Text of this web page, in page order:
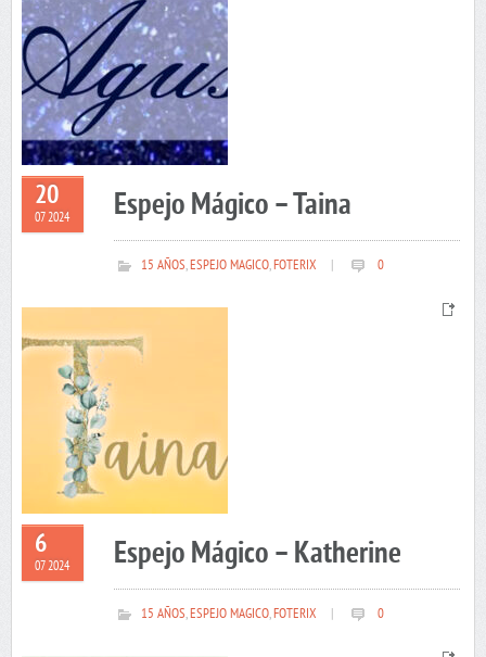
20
07 2024 Espejo Mágico – Taina
15 AÑOS,ESPEJO MAGICO,FOTERIX 0
6
07 2024 Espejo Mágico – Katherine
15 AÑOS,ESPEJO MAGICO,FOTERIX 0